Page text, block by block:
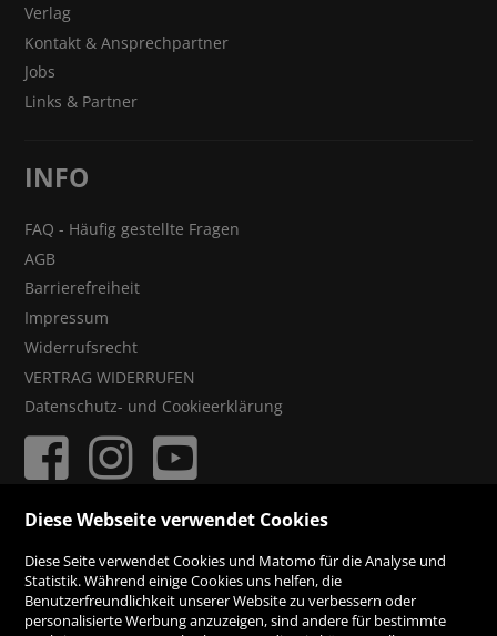
Verlag
Kontakt & Ansprechpartner
Jobs
Links & Partner
INFO
FAQ - Häufig gestellte Fragen
AGB
Barrierefreiheit
Impressum
Widerrufsrecht
VERTRAG WIDERRUFEN
Datenschutz- und Cookieerklärung
Rechnung
Diese Webseite verwendet Cookies
Diese Seite verwendet Cookies und Matomo für die Analyse und
Statistik. Während einige Cookies uns helfen, die
Benutzerfreundlichkeit unserer Website zu verbessern oder
personalisierte Werbung anzuzeigen, sind andere für bestimmte